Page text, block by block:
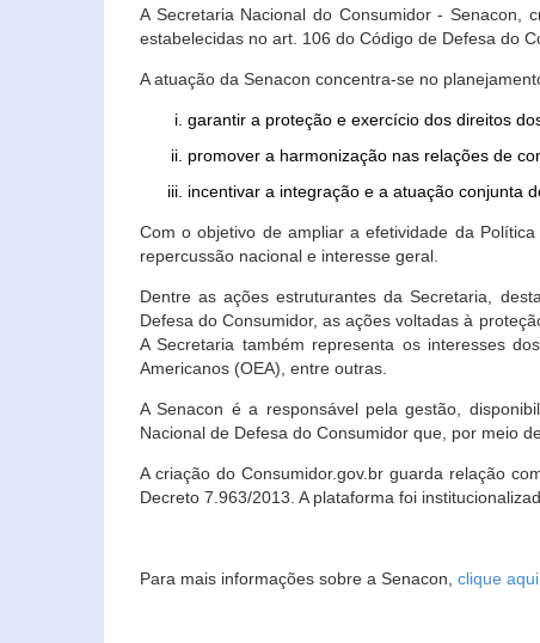
A Secretaria Nacional do Consumidor -
estabelecidas no art. 106 do Código de Defesa do
A atuação da Senacon concentra-se no
garantir a proteção e exercício dos direitos
promover a harmonização nas relações de
incentivar a integração e a atuação conjunta
Com o objetivo de ampliar a efetividade da
repercussão nacional e interesse geral.
Dentre as ações estruturantes da Secretaria,
Defesa do Consumidor, as ações voltadas à
A Secretaria também representa os interesses
Americanos (OEA), entre outras.
A Senacon é a responsável pela gestão,
Nacional de Defesa do Consumidor que, por meio
A criação do Consumidor.gov.br guarda relação
Decreto 7.963/2013. A plataforma foi
Para mais informações sobre a Senacon, clique aqui